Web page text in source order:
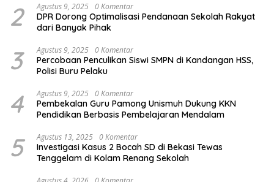
2 Agustus 9, 2025 0 Komentar
DPR Dorong Optimalisasi Pendanaan Sekolah Rakyat
dari Banyak Pihak
3 Agustus 9, 2025 0 Komentar
Percobaan Penculikan Siswi SMPN di Kandangan HSS,
Polisi Buru Pelaku
4 Agustus 9, 2025 0 Komentar
Pembekalan Guru Pamong Unismuh Dukung KKN
Pendidikan Berbasis Pembelajaran Mendalam
5 Agustus 13, 2025 0 Komentar
Investigasi Kasus 2 Bocah SD di Bekasi Tewas
Tenggelam di Kolam Renang Sekolah